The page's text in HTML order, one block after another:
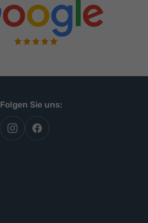
Folgen Sie uns:
autoflex
auf
autoflex24
auf